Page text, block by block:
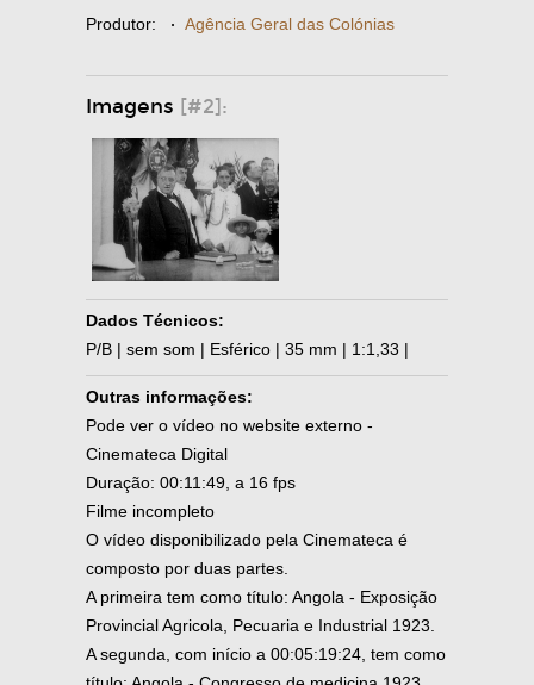
Produtor: · Agência Geral das Colónias
Imagens [#2]:
Dados Técnicos:
P/B | sem som | Esférico | 35 mm | 1:1,33 |
Outras informações:
Pode ver o vídeo no website externo -
Cinemateca Digital
Duração: 00:11:49, a 16 fps
Filme incompleto
O vídeo disponibilizado pela Cinemateca é
composto por duas partes.
A primeira tem como título: Angola - Exposição
Provincial Agricola, Pecuaria e Industrial 1923.
A segunda, com início a 00:05:19:24, tem como